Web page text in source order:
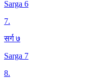
Sarga 6
7.
सर्ग ७
Sarga 7
8.